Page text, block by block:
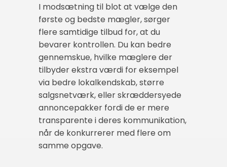
I modsætning til blot at vælge den
første og bedste mægler, sørger
flere samtidige tilbud for, at du
bevarer kontrollen. Du kan bedre
gennemskue, hvilke mæglere der
tilbyder ekstra værdi for eksempel
via bedre lokalkendskab, større
salgsnetværk, eller skræddersyede
annoncepakker fordi de er mere
transparente i deres kommunikation,
når de konkurrerer med flere om
samme opgave.